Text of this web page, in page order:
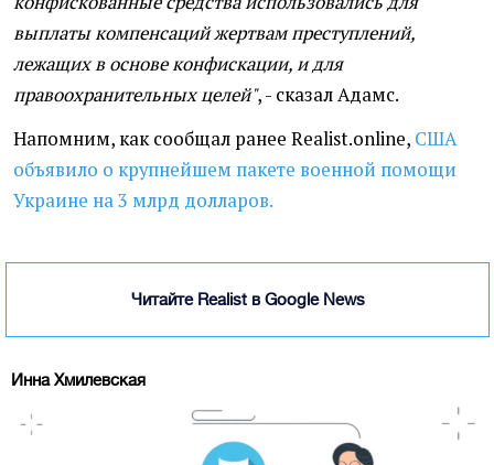
выплаты компенсаций жертвам преступлений,
лежащих в основе конфискации, и для
правоохранительных целей", - сказал Адамс.
Напомним, как сообщал ранее Realist.online, США
объявило о крупнейшем пакете военной помощи
Украине на 3 млрд долларов.
Читайте Realist в Google News
Инна Хмилевская